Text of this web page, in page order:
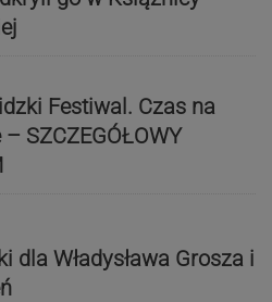
Festiwal. Czas na
SZCZEGÓŁOWY
dla Władysława Grosza i